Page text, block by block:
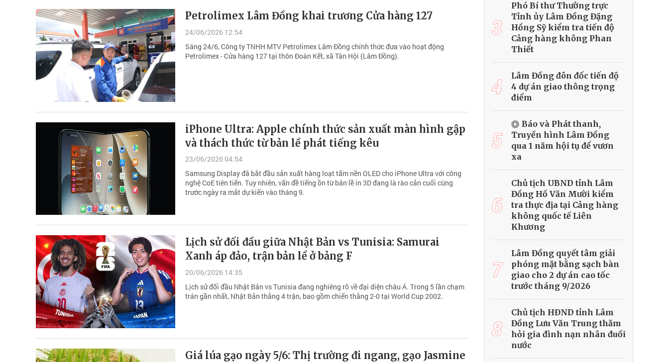
Petrolimex Lâm Đồng khai trương Cửa hàng 127
24/06/2026 12:54
Sáng 24/6, Công ty TNHH MTV Petrolimex Lâm Đồng chính thức đưa vào hoạt động
Petrolimex - Cửa hàng 127 tại thôn Đoàn Kết, xã Tân Hội (Lâm Đồng).
iPhone Ultra: Apple chính thức sản xuất màn hình gập
và thách thức từ bản lề phát tiếng kêu
23/06/2026 04:54
Samsung Display đã bắt đầu sản xuất hàng loạt tấm nền OLED cho iPhone Ultra với công
nghệ CoE tiên tiến. Tuy nhiên, vấn đề tiếng ồn từ bản lề in 3D đang là rào cản cuối cùng
trước ngày ra mắt dự kiến vào tháng 9.
Lịch sử đối đầu giữa Nhật Bản vs Tunisia: Samurai
Xanh áp đảo, trận bản lề ở bảng F
20/06/2026 14:35
Lịch sử đối đầu Nhật Bản vs Tunisia đang nghiêng rõ về đại diện châu Á. Trong 5 lần chạm
trán gần nhất, Nhật Bản thắng 4 trận, bao gồm chiến thắng 2-0 tại World Cup 2002.
Giá lúa gạo ngày 5/6: Thị trường đi ngang, gạo Jasmine
3
Phó Bí thư Thường trực
Tỉnh ủy Lâm Đồng Đặng
Hồng Sỹ kiểm tra tiến độ
Cảng hàng không Phan
Thiết
4
Lâm Đồng đôn đốc tiến độ
4 dự án giao thông trọng
điểm
5
Báo và Phát thanh,
Truyền hình Lâm Đồng
qua 1 năm hội tụ để vươn
xa
6
Chủ tịch UBND tỉnh Lâm
Đồng Hồ Văn Mười kiểm
tra thực địa tại Cảng hàng
không quốc tế Liên
Khương
7
Lâm Đồng quyết tâm giải
phóng mặt bằng sạch bàn
giao cho 2 dự án cao tốc
trước tháng 9/2026
8
Chủ tịch HĐND tỉnh Lâm
Đồng Lưu Văn Trung thăm
hỏi gia đình nạn nhân đuối
nước